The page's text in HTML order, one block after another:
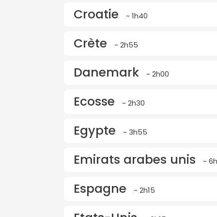
Croatie ~ 1h40
Crète ~ 2h55
Danemark ~ 2h00
Ecosse ~ 2h30
Egypte ~ 3h55
Emirats arabes unis ~
Espagne ~ 2h15